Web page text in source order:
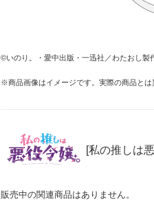
©いのり。・愛中出版・一迅社／わたおし製
※商品画像はイメージです。実際の商品と
[私の推しは
販売中の関連商品はありません。